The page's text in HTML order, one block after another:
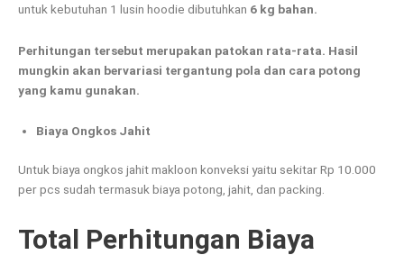
untuk kebutuhan 1 lusin hoodie dibutuhkan 6 kg bahan.
Perhitungan tersebut merupakan patokan rata-rata. Hasil
mungkin akan bervariasi tergantung pola dan cara potong
yang kamu gunakan.
Biaya Ongkos Jahit
Untuk biaya ongkos jahit makloon konveksi yaitu sekitar Rp 10.000
per pcs sudah termasuk biaya potong, jahit, dan packing.
Total Perhitungan Biaya